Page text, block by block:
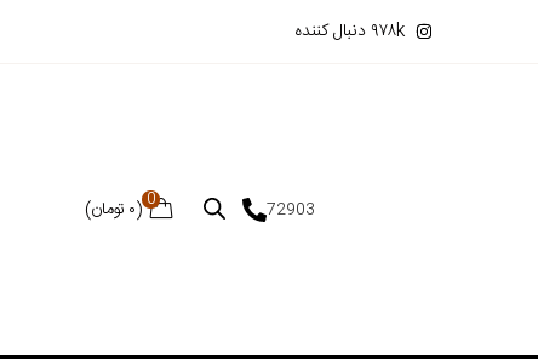
۹۷۸k دنبال کننده
72903
0
(۰ تومان)